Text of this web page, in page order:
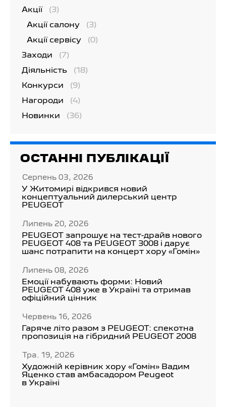
Акції (3)
Акції салону (3)
Акції сервісу (0)
Заходи (7)
Діяльність (18)
Конкурси (9)
Нагороди (4)
Новинки (36)
ОСТАННІ ПУБЛІКАЦІЇ
Серпень 03, 2026
У Житомирі відкрився новий
концептуальний дилерський центр
PEUGEOT
Липень 20, 2026
PEUGEOT запрошує на тест-драйв нового
PEUGEOT 408 та PEUGEOT 3008 і дарує
шанс потрапити на концерт хору «Гомін»
Липень 08, 2026
Емоції набувають форми: Новий
PEUGEOT 408 уже в Україні та отримав
офіційний цінник
Червень 16, 2026
Гаряче літо разом з PEUGEOT: спекотна
пропозиція на гібридний PEUGEOT 2008
Тра. 19, 2026
Художній керівник хору «Гомін» Вадим
Яценко став амбасадором Peugeot
в Україні